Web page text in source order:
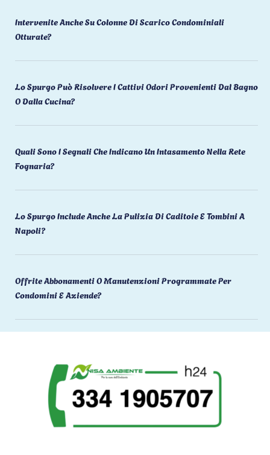
Intervenite Anche Su Colonne Di Scarico Condominiali
Otturate?
Lo Spurgo Può Risolvere I Cattivi Odori Provenienti Dal Bagno
O Dalla Cucina?
Quali Sono I Segnali Che Indicano Un Intasamento Nella Rete
Fognaria?
Lo Spurgo Include Anche La Pulizia Di Caditoie E Tombini A
Napoli?
Offrite Abbonamenti O Manutenzioni Programmate Per
Condomini E Aziende?